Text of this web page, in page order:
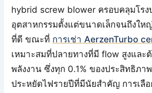
hybrid screw blower ครอบคลุมโรง
อุตสาหกรรมตั้งแต่ขนาดเล็กจนถึงให
ที่ดี ขณะที่ การเช่า AerzenTurbo
เหมาะสมที่ปลายทางที่มี flow สูงและ
พลังงาน ซึ่งทุก 0.1% ของประสิทธิภา
ประหยัดไฟรายปีที่มีนัยสำคัญ การเลื